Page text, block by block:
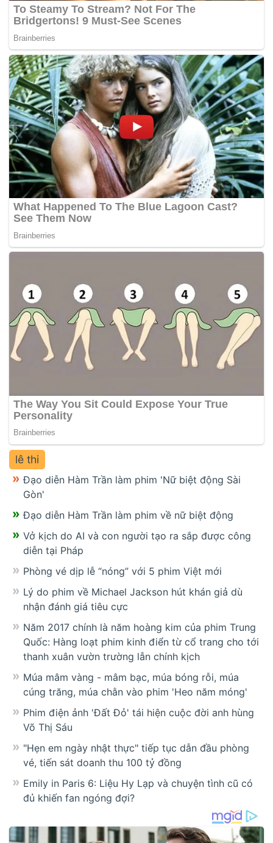
lê thi
Đạo diễn Hàm Trần làm phim 'Nữ biệt động Sài
Gòn'
Đạo diễn Hàm Trần làm phim về nữ biệt động
Vở kịch do AI và con người tạo ra sắp được công
diễn tại Pháp
Phòng vé dịp lễ “nóng” với 5 phim Việt mới
Lý do phim về Michael Jackson hút khán giả dù
nhận đánh giá tiêu cực
Năm 2017 chính là năm hoàng kim của phim Trung
Quốc: Hàng loạt phim kinh điển từ cổ trang cho tới
thanh xuân vườn trường lẫn chính kịch
Múa mâm vàng - mâm bạc, múa bóng rỗi, múa
cúng trăng, múa chằn vào phim 'Heo năm móng'
Phim điện ảnh 'Đất Đỏ' tái hiện cuộc đời anh hùng
Võ Thị Sáu
"Hẹn em ngày nhật thực" tiếp tục dẫn đầu phòng
vé, tiến sát doanh thu 100 tỷ đồng
Emily in Paris 6: Liệu Hy Lạp và chuyện tình cũ có
đủ khiến fan ngóng đợi?